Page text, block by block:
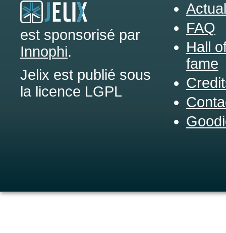
est sponsorisé par
Innophi.
Jelix est publié sous
la licence LGPL
FAQ
Hall
fame